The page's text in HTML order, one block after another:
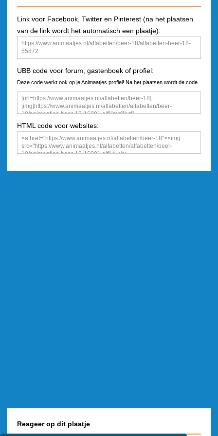
Link voor Facebook, Twitter en Pinterest (na het plaatsen
van de link wordt het automatisch een plaatje):
UBB code voor forum, gastenboek of profiel:
Deze code werkt ook op je Animaatjes profiel! Na het plaatsen wordt de code
een plaatje
HTML code voor websites:
Reageer op dit plaatje